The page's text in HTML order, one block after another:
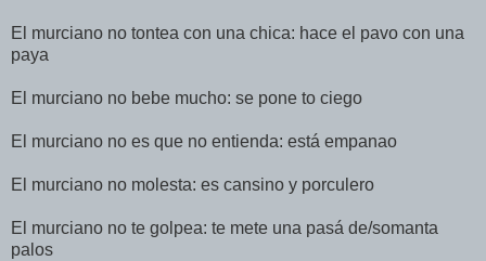
El murciano no tontea con una chica: hace el pavo con una
paya
El murciano no bebe mucho: se pone to ciego
El murciano no es que no entienda: está empanao
El murciano no molesta: es cansino y porculero
El murciano no te golpea: te mete una pasá de/somanta
palos